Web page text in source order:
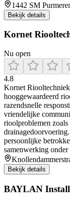
1442 SM
Bekijk details
Kornet
Nu open
4.8
Kornet
hooggewaardeerd
razendsnelle
vriendelijke
rioolproblemen
persoonlijke
samenwerking onder
Bekijk details
BAYLAN